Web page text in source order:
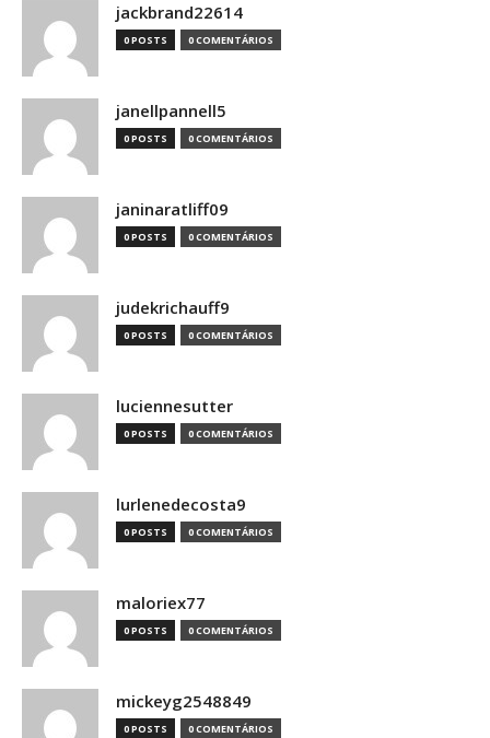
jackbrand22614
0 POSTS 0 COMENTÁRIOS
janellpannell5
0 POSTS 0 COMENTÁRIOS
janinaratliff09
0 POSTS 0 COMENTÁRIOS
judekrichauff9
0 POSTS 0 COMENTÁRIOS
luciennesutter
0 POSTS 0 COMENTÁRIOS
lurlenedecosta9
0 POSTS 0 COMENTÁRIOS
maloriex77
0 POSTS 0 COMENTÁRIOS
mickeyg2548849
0 POSTS 0 COMENTÁRIOS